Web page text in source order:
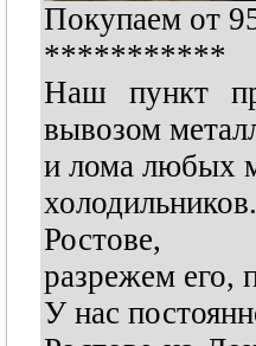
Покупаем от
***********
Наш пункт
вывозом
и лома любых
Ростове,
разрежем его,
У нас